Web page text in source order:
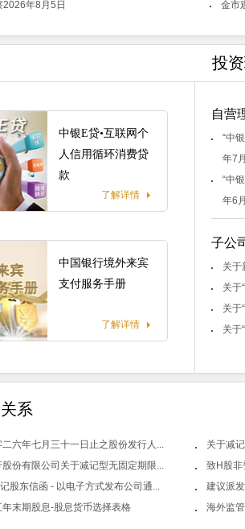
2026年8月5日
金市
投
中银E贷•互联网个
人信用循环消费贷
款
了解详情
中国银行境外来宾
支付服务手册
了解详情
自营
“中
年7
“中
年6
子公
关于
关于
关于
关于
系
六年七月三十一日止之股份发行人...
关于减
份有限公司关于减记型无固定期限...
致H股非
股东信函 - 以电子方式发布公司通...
建议派
年末期股息-股息货币选择表格
海外监